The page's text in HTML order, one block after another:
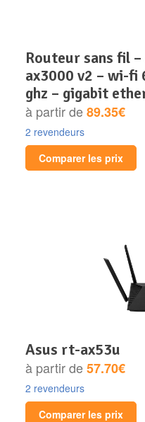
routeur sans fil – asus – tuf gaming
ax3000 v2 – wi-fi
ghz – gigabit
à partir de89.35€
2 revendeurs
Comparer les prix
asus rt-ax53u
à partir de57.70€
2 revendeurs
Comparer les prix